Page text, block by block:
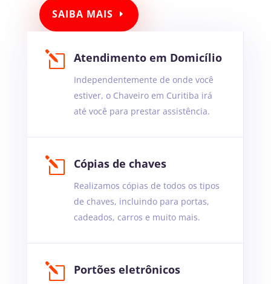
SAIBA MAIS
l Atendimento em Domicílio
Independentemente de onde você
estiver, o Chaveiro em Curitiba irá
até você para prestar assistência.
l Cópias de chaves
Realizamos cópias de todos os tipos
de chaves, incluindo para portas,
cadeados, carros e muito mais.
l Portões eletrônicos